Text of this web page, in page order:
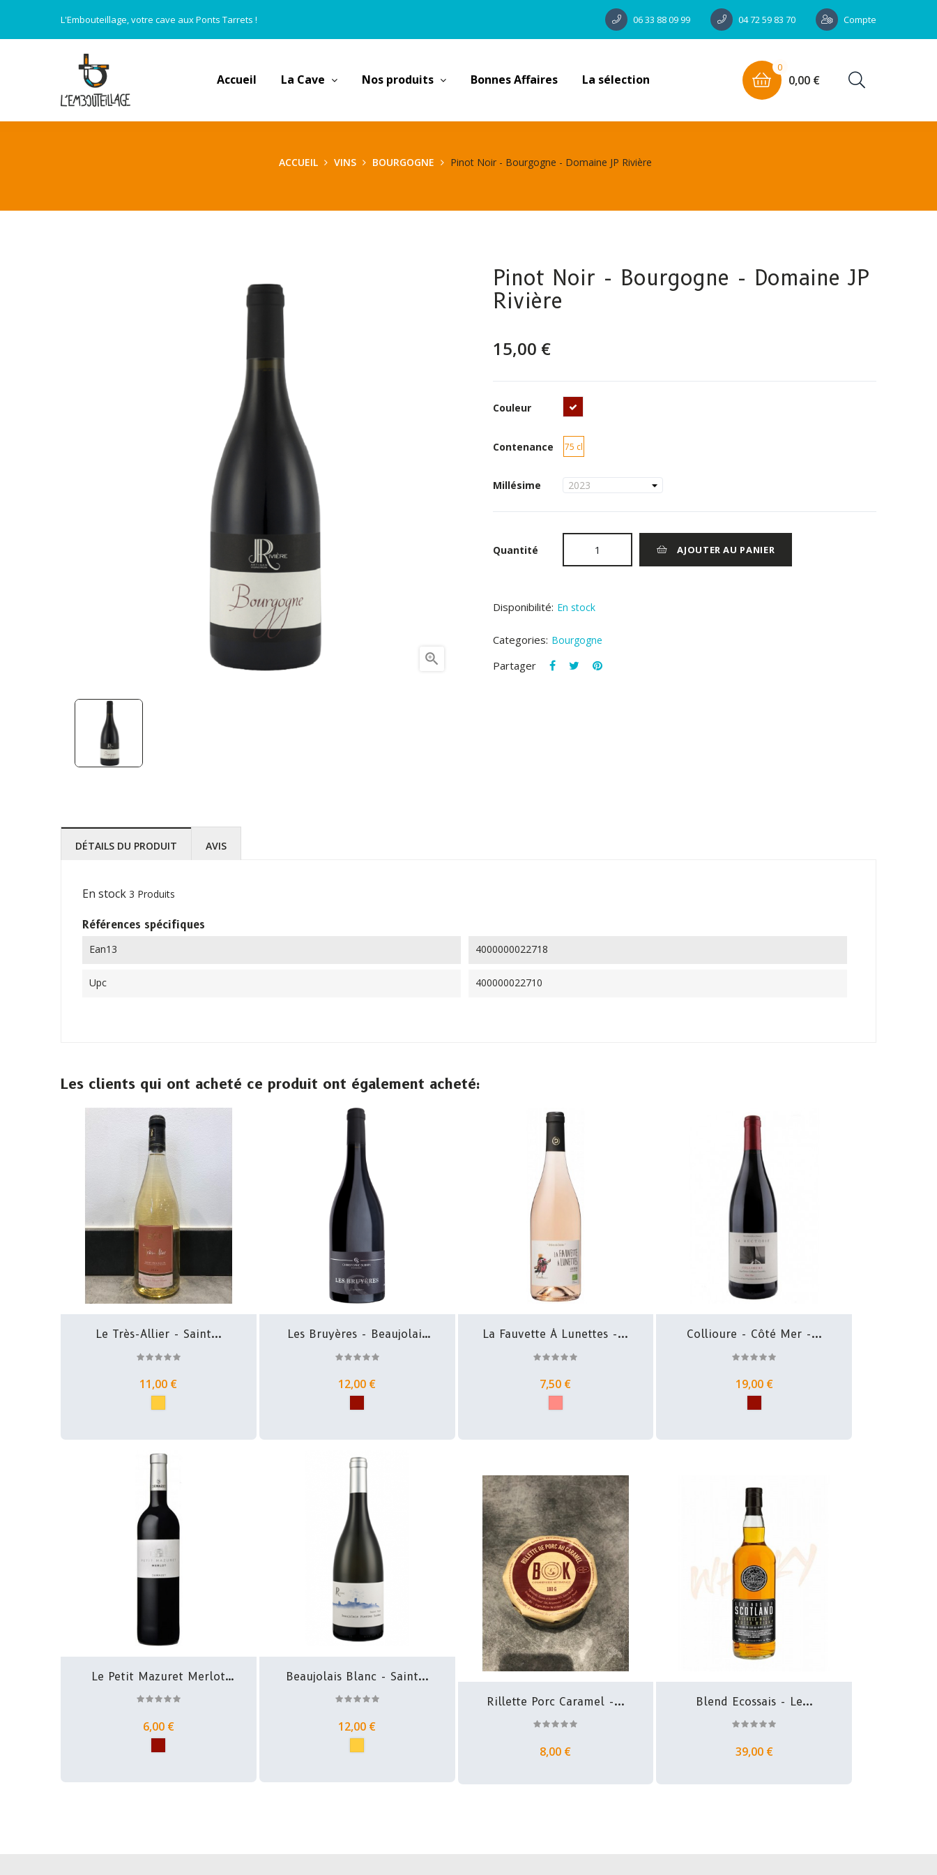
L'Embouteillage, votre cave aux Ponts Tarrets ! 06 33 88 09 99 04 72 59 83 70 Compte
Accueil La Cave Nos produits Bonnes Affaires La sélection
0
0,00 €
ACCUEIL VINS BOURGOGNE Pinot Noir - Bourgogne - Domaine JP Rivière

Pinot Noir - Bourgogne - Domaine JP
Rivière
15,00 €
Couleur
Contenance 75 cl
Millésime
Quantité AJOUTER AU PANIER
Disponibilité: En stock
Categories: Bourgogne
Partager
DÉTAILS DU PRODUIT AVIS
En stock 3 Produits
Références spécifiques
Ean13 4000000022718
Upc 400000022710
Les clients qui ont acheté ce produit ont également acheté:
Le Très-Allier - Saint...
11,00 €
Les Bruyères - Beaujolais
12,00 €
La Fauvette À Lunettes -...
7,50 €
Collioure - Côté Mer -...
19,00 €
Le Petit Mazuret Merlot
6,00 €
Beaujolais Blanc - Saint...
12,00 €
Rillette Porc Caramel -...
8,00 €
Blend Ecossais - Le...
39,00 €